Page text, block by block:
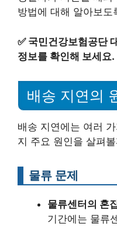
방법에 대해 알아보도
✅ 국민건강보험공단
정보를 확인해 보세요.
배송 지연의
배송 지연에는 여러
지 주요 원인을 살펴
물류 문제
물류센터의 혼
기간에는 물류